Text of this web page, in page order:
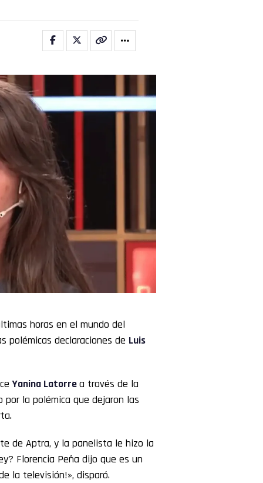
horas en el mundo del
polémicas declaraciones de Luis
Yanina Latorrea través de la
por la polémica que dejaron las
de Aptra, y la panelista le hizo la
Florencia Peña dijo que es un
la televisión!», disparó.